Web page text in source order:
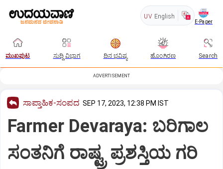
UV English
E-Paper
ಮುಖಪುಟ ಸುದ್ದಿ ವಿಭಾಗ ದಿನ ಭವಿಷ್ಯ ಹೊಂಗಿರಣ Search
ADVERTISEMENT
ಸಾಪ್ತಾಹಿಕ-ಸಂಪದ SEP 17, 2023, 12:38 PM IST
Farmer Devaraya: ಬರಿಗಾಲ
ಸಂತನಿಗೆ ರಾಷ್ಟ್ರ ಪ್ರಶಸ್ತಿಯ ಗರಿ